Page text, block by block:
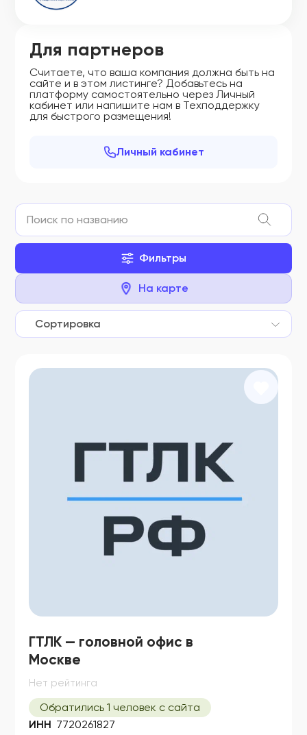
Для партнеров
Считаете, что ваша компания должна быть на
сайте и в этом листинге? Добавьтесь на
платформу самостоятельно через Личный
кабинет или напишите нам в Техподдержку
для быстрого размещения!
Личный кабинет
Фильтры
На карте
Сортировка
ГТЛК — головной офис в
Москве
Нет рейтинга
Обратились 1 человек с сайта
ИНН 7720261827